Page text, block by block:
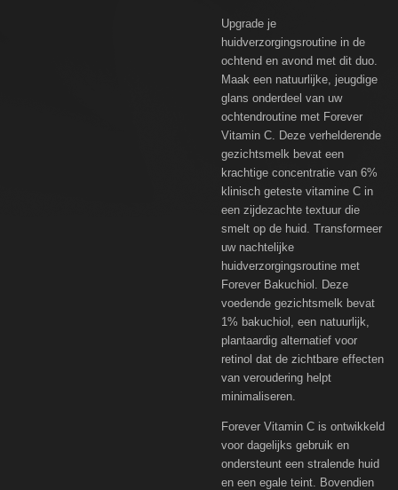
Upgrade je
huidverzorgingsroutine in de
ochtend en avond met dit duo.
Maak een natuurlijke, jeugdige
glans onderdeel van uw
ochtendroutine met Forever
Vitamin C. Deze verhelderende
gezichtsmelk bevat een
krachtige concentratie van 6%
klinisch geteste vitamine C in
een zijdezachte textuur die
smelt op de huid. Transformeer
uw nachtelijke
huidverzorgingsroutine met
Forever Bakuchiol. Deze
voedende gezichtsmelk bevat
1% bakuchiol, een natuurlijk,
plantaardig alternatief voor
retinol dat de zichtbare effecten
van veroudering helpt
minimaliseren.
Forever Vitamin C is ontwikkeld
voor dagelijks gebruik en
ondersteunt een stralende huid
en een egale teint. Bovendien